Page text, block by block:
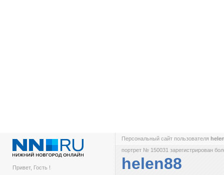
Привет, Гость !
Персональный сайт пользователя
портрет № 150031 зарегистрирован
helen88